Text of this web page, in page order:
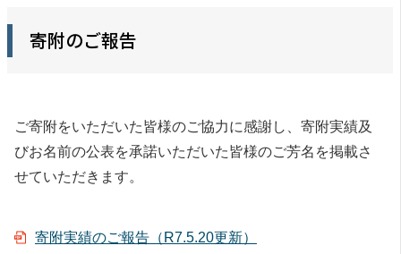
寄附のご報告
ご寄附をいただいた皆様のご協力に感謝し、寄附実績及
びお名前の公表を承諾いただいた皆様のご芳名を掲載さ
せていただきます。
寄附実績のご報告（R7.5.20更新）